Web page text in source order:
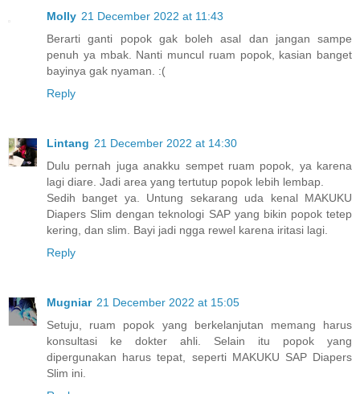
Molly 21 December 2022 at 11:43
Berarti ganti popok gak boleh asal dan jangan sampe
penuh ya mbak. Nanti muncul ruam popok, kasian banget
bayinya gak nyaman. :(
Reply
Lintang 21 December 2022 at 14:30
Dulu pernah juga anakku sempet ruam popok, ya karena
lagi diare. Jadi area yang tertutup popok lebih lembap.
Sedih banget ya. Untung sekarang uda kenal MAKUKU
Diapers Slim dengan teknologi SAP yang bikin popok tetep
kering, dan slim. Bayi jadi ngga rewel karena iritasi lagi.
Reply
Mugniar 21 December 2022 at 15:05
Setuju, ruam popok yang berkelanjutan memang harus
konsultasi ke dokter ahli. Selain itu popok yang
dipergunakan harus tepat, seperti MAKUKU SAP Diapers
Slim ini.